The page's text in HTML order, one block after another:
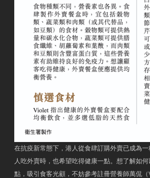
在抗疫新常態下，港人從食肆訂購外賣已成為
人吃外賣時，也希望吃得健康一點。想了解如
點，吸引食客光顧，不妨參考註冊營養師萬侃（